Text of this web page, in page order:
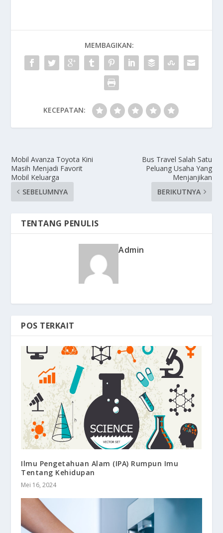
MEMBAGIKAN:
KECEPATAN:
Mobil Avanza Toyota Kini
Masih Menjadi Favorit
Mobil Keluarga
SEBELUMNYA
Bus Travel Salah Satu
Peluang Usaha Yang
Menjanjikan
BERIKUTNYA
TENTANG PENULIS
Admin
POS TERKAIT
Ilmu Pengetahuan Alam (IPA) Rumpun Imu
Tentang Kehidupan
Mei 16, 2024